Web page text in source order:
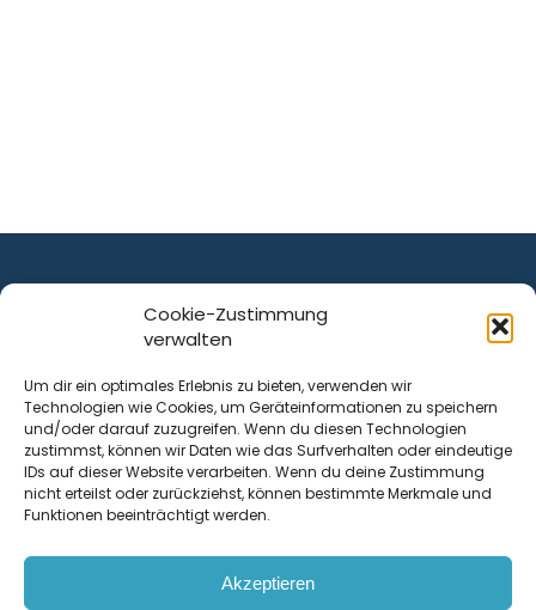
Cookie-Zustimmung
verwalten
Um dir ein optimales Erlebnis zu bieten, verwenden wir
Technologien wie Cookies, um Geräteinformationen zu speichern
und/oder darauf zuzugreifen. Wenn du diesen Technologien
zustimmst, können wir Daten wie das Surfverhalten oder eindeutige
IDs auf dieser Website verarbeiten. Wenn du deine Zustimmung
nicht erteilst oder zurückziehst, können bestimmte Merkmale und
Funktionen beeinträchtigt werden.
Akzeptieren
ist ein Service von
Krenn Real GmbH
Tischlerstraße 12
4050Traun| Österreich
Kontakt